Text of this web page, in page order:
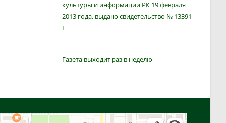
культуры и информации РК 19 февраля
2013 года, выдано свидетельство № 13391-
Г
Газета выходит раз в неделю
Алга